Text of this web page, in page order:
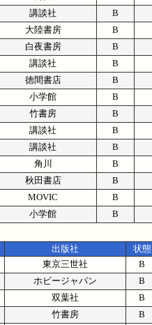
講談社 B
大陸書房 B
白夜書房 B
講談社 B
徳間書店 B
小学館 B
竹書房 B
講談社 B
講談社 B
角川 B
秋田書店 B
MOVIC B
小学館 B
出版社 状態
東京三世社 B
ホビージャパン B
双葉社 B
竹書房 B